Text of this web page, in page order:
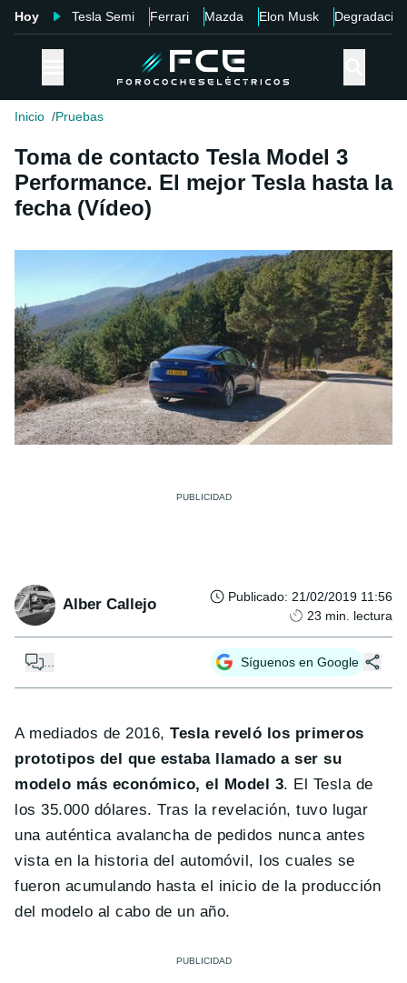
Hoy Tesla Semi Ferrari Mazda Elon Musk Degradación
Inicio Pruebas
Toma de contacto Tesla Model 3
Performance. El mejor Tesla hasta la
fecha (Vídeo)
Alber Callejo Publicado: 21/02/2019 11:56
23 min. lectura
Síguenos en Google
A mediados de 2016,Tesla reveló los primeros
prototipos del que estaba llamado a ser su
modelo más económico, el Model 3. El Tesla de
los 35.000 dólares. Tras la revelación, tuvo lugar
una auténtica avalancha de pedidos nunca antes
vista en la historia del automóvil, los cuales se
fueron acumulando hasta el inicio de la producción
del modelo al cabo de un año.